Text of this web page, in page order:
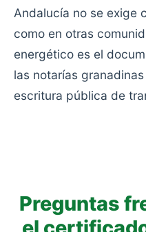
Andalucía no se exige
como en otras
energético es el
las notarías
escritura pública de
Preguntas